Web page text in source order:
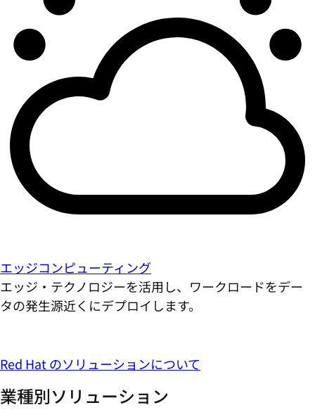
エッジコンピューティング
エッジ・テクノロジーを活用し、ワークロードをデー
タの発生源近くにデプロイします。
Red Hat のソリューションについて
業種別ソリューション